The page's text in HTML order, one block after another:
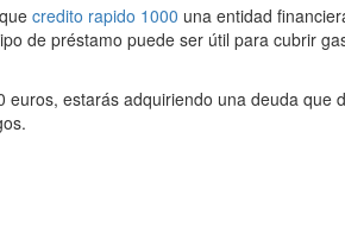
credito rapido 1000 una entidad
de préstamo puede ser útil para cubrir
estarás adquiriendo una deuda